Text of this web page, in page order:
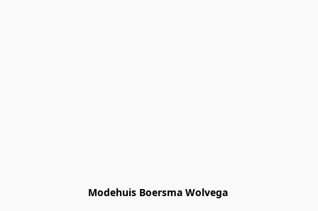
Modehuis Boersma Wolvega